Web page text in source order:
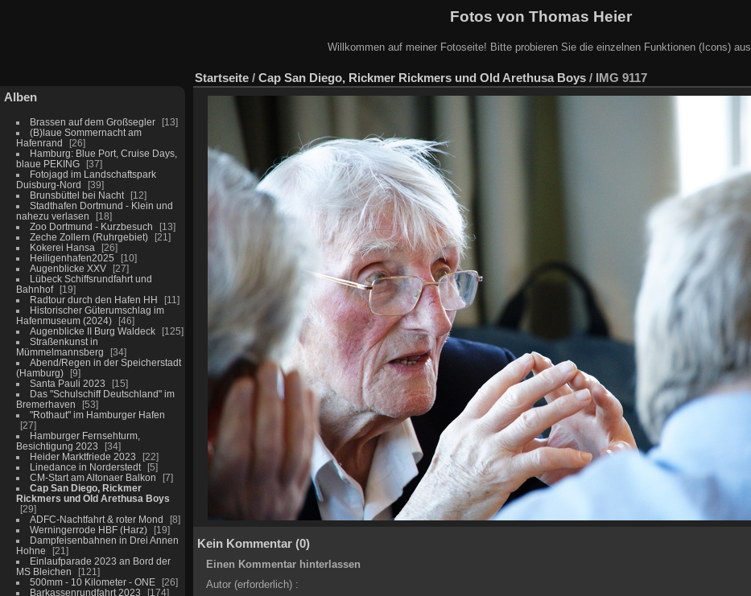
Fotos von Thomas Heier
Willkommen auf meiner Fotoseite! Bitte probieren Sie die einzelnen Funktionen (Icons) aus.
Alben
Brassen auf dem Großsegler
13
(B)laue Sommernacht am
Hafenrand
26
Hamburg: Blue Port, Cruise Days,
blaue PEKING
37
Fotojagd im Landschaftspark
Duisburg-Nord
39
Brunsbüttel bei Nacht
12
Stadthafen Dortmund - Klein und
nahezu verlasen
18
Zoo Dortmund - Kurzbesuch
13
Zeche Zollern (Ruhrgebiet)
21
Kokerei Hansa
26
Heiligenhafen2025
10
Augenblicke XXV
27
Lübeck Schiffsrundfahrt und
Bahnhof
19
Radtour durch den Hafen HH
11
Historischer Güterumschlag im
Hafenmuseum (2024)
46
Augenblicke II Burg Waldeck
125
Straßenkunst in
Mümmelmannsberg
34
Abend/Regen in der Speicherstadt
(Hamburg)
9
Santa Pauli 2023
15
Das "Schulschiff Deutschland" im
Bremerhaven
53
"Rothaut" im Hamburger Hafen
27
Hamburger Fernsehturm,
Besichtigung 2023
34
Heider Marktfriede 2023
22
Linedance in Norderstedt
5
CM-Start am Altonaer Balkon
7
Cap San Diego, Rickmer
Rickmers und Old Arethusa Boys
29
ADFC-Nachtfahrt & roter Mond
8
Werningerrode HBF (Harz)
19
Dampfeisenbahnen in Drei Annen
Hohne
21
Einlaufparade 2023 an Bord der
MS Bleichen
121
500mm - 10 Kilometer - ONE
26
Barkassenrundfahrt 2023
174
Startseite / Cap San Diego, Rickmer Rickmers und Old Arethusa Boys / IMG 9117
Kein Kommentar (0)
Einen Kommentar hinterlassen
Autor (erforderlich) :